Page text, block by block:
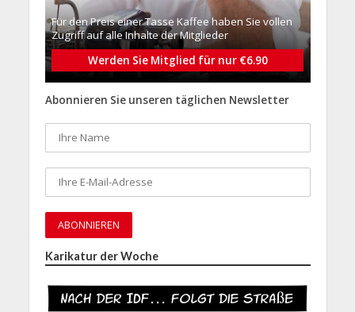
Für den Preis einer Tasse Kaffee haben Sie vollen
Zugriff auf alle Inhalte der Mitglieder
Werden Sie Mitglied für nur €6.90
Abonnieren Sie unseren täglichen Newsletter
Karikatur der Woche